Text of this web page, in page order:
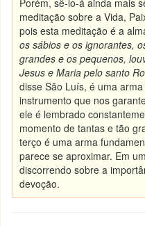
Porém, sê-lo-á ainda mais
meditação sobre a Vida,
pois esta meditação é a
os sábios e os ignorantes,
grandes e os pequenos,
Jesus e Maria pelo santo
disse São Luís, é uma
instrumento que nos
ele é lembrado
momento de tantas e tão
terço é uma arma
parece se aproximar. Em
discorrendo sobre a
devoção.